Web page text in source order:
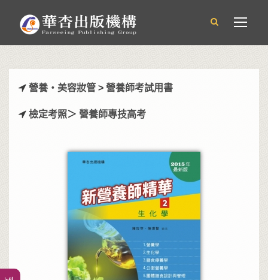
營養‧美容妝管 > 營養師考試用書
檢定考照＞ 營養師專技高考